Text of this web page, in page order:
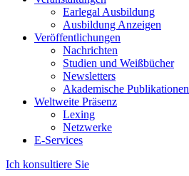
Earlegal Ausbildung
Ausbildung Anzeigen
Veröffentlichungen
Nachrichten
Studien und Weißbücher
Newsletters
Akademische Publikationen
Weltweite Präsenz
Lexing
Netzwerke
E-Services
Ich konsultiere Sie